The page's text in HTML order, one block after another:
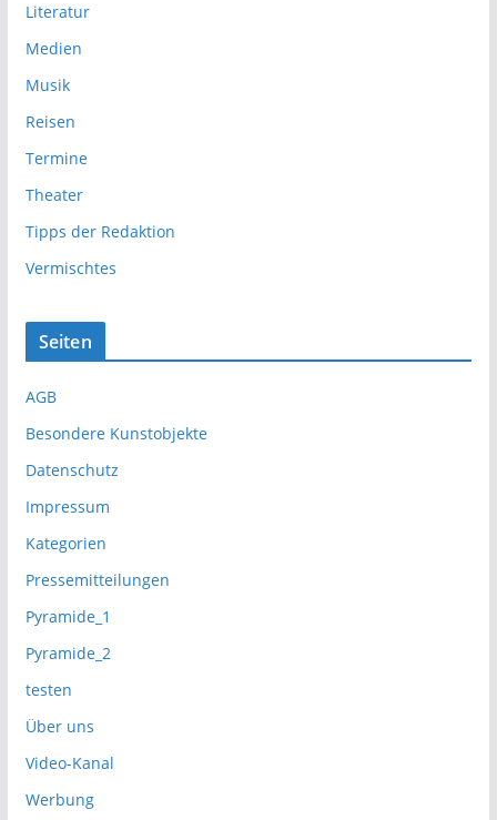
Literatur
Medien
Musik
Reisen
Termine
Theater
Tipps der Redaktion
Vermischtes
Seiten
AGB
Besondere Kunstobjekte
Datenschutz
Impressum
Kategorien
Pressemitteilungen
Pyramide_1
Pyramide_2
testen
Über uns
Video-Kanal
Werbung